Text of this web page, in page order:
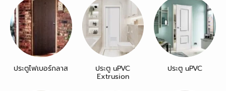
ประตูไฟเบอร์กลาส ประตู uPVC
Extrusion
ประตู uPVC